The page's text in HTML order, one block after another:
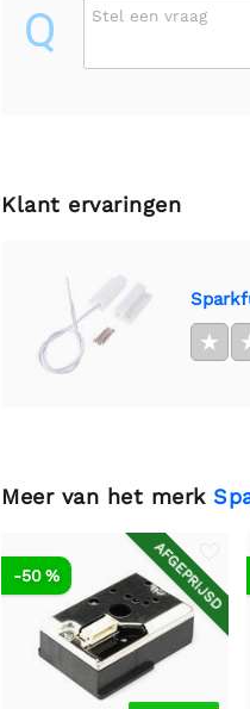
Q Stel een vraag
Klant ervaringen
★
Meer van het merk
AFGEPRIJSD
-50 %